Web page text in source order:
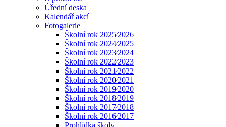
Úřední deska
Kalendář akcí
Fotogalerie
Školní rok 2025⁄2026
Školní rok 2024⁄2025
Školní rok 2023⁄2024
Školní rok 2022⁄2023
Školní rok 2021⁄2022
Školní rok 2020⁄2021
Školní rok 2019⁄2020
Školní rok 2018⁄2019
Školní rok 2017⁄2018
Školní rok 2016⁄2017
Prohlídka školy